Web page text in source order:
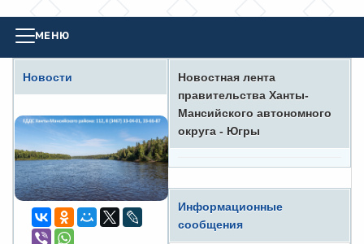
МЕНЮ
Новости
Новостная лента
правительства Ханты-
Мансийского автономного
округа - Югры
Информационные
сообщения